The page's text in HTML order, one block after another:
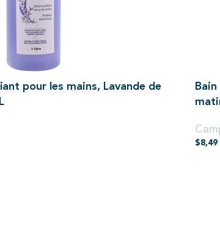
pour les mains, Lavande de
$8,49